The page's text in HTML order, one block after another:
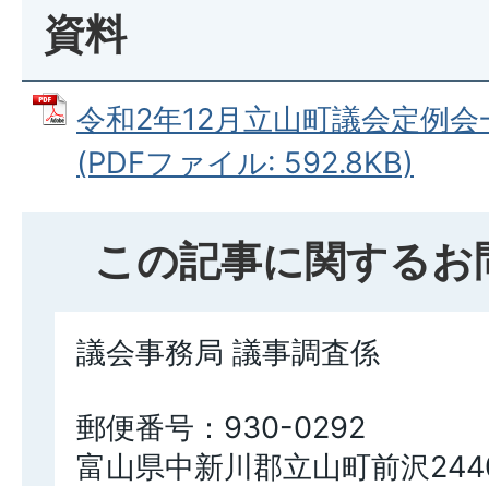
資料
令和2年12月立山町議会定例
(PDFファイル: 592.8KB)
この記事に関する
議会事務局 議事調査係
郵便番号：930-0292
富山県中新川郡立山町前沢